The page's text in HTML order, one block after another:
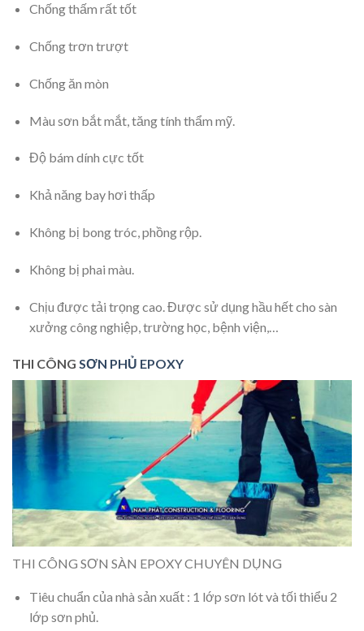
Chống thấm rất tốt
Chống trơn trượt
Chống ăn mòn
Màu sơn bắt mắt, tăng tính thẩm mỹ.
Độ bám dính cực tốt
Khả năng bay hơi thấp
Không bị bong tróc, phồng rộp.
Không bị phai màu.
Chịu được tải trọng cao. Được sử dụng hầu hết cho sàn
xưởng công nghiệp, trường học, bệnh viện,…
THI CÔNG SƠN PHỦ EPOXY
THI CÔNG SƠN SÀN EPOXY CHUYÊN DỤNG
Tiêu chuẩn của nhà sản xuất : 1 lớp sơn lót và tối thiểu 2
lớp sơn phủ.